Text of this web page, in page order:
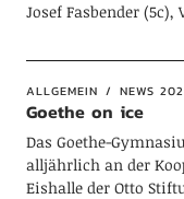
Josef Fasbender
ALLGEMEIN NEWS
Goethe on ice
Das Goethe-
alljährlich an der
Eishalle der Otto